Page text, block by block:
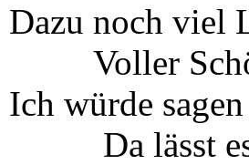
Dazu noch viel
Voller
Ich würde
Da lässt